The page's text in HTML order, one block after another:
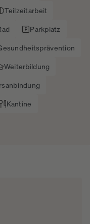
Teilzeitarbeit
Parkplatz
Weiterbildung
Kantine